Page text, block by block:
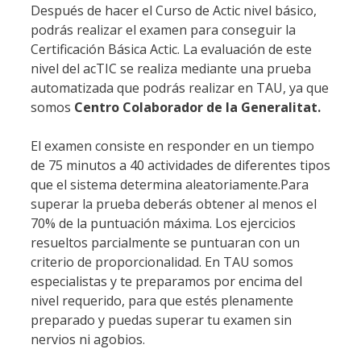
Después de hacer el Curso de Actic nivel básico,
podrás realizar el examen para conseguir la
Certificación Básica Actic. La evaluación de este
nivel del acTIC se realiza mediante una prueba
automatizada que podrás realizar en TAU, ya que
somos Centro Colaborador de la Generalitat.
El examen consiste en responder en un tiempo
de 75 minutos a 40 actividades de diferentes tipos
que el sistema determina aleatoriamente.Para
superar la prueba deberás obtener al menos el
70% de la puntuación máxima. Los ejercicios
resueltos parcialmente se puntuaran con un
criterio de proporcionalidad. En TAU somos
especialistas y te preparamos por encima del
nivel requerido, para que estés plenamente
preparado y puedas superar tu examen sin
nervios ni agobios.